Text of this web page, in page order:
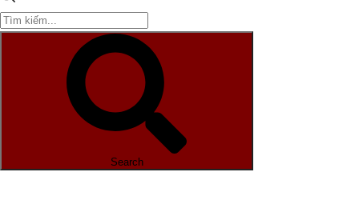
Search
Organic Carbon NEMA2